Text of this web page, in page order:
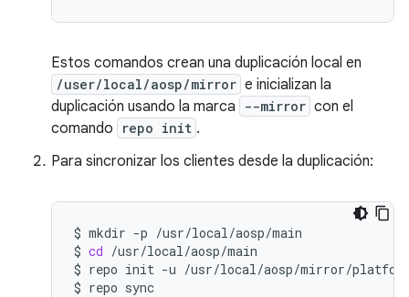
Estos comandos crean una duplicación local en
/user/local/aosp/mirror e inicializan la
duplicación usando la marca
--mirror con el
comando
repo init .
Para sincronizar los clientes desde la duplicación:
$ mkdir -p /usr/local/aosp/main
$ cd /usr/local/aosp/main
$ repo init -u /usr/local/aosp/mirror/
$ repo